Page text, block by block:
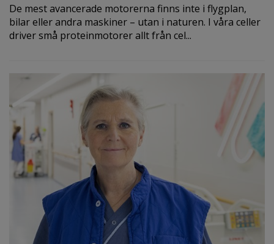
De mest avancerade motorerna finns inte i flygplan,
bilar eller andra maskiner – utan i naturen. I våra celler
driver små proteinmotorer allt från cel...